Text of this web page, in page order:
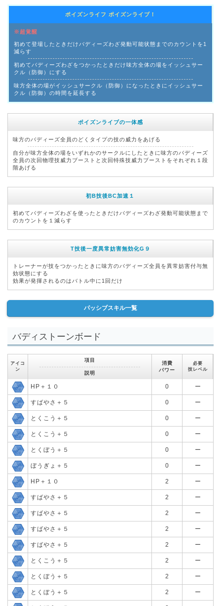
ポイズンライフ ポイズンライブ！
※超覚醒
初めて登場したときだけバディーズわざ発動可能状態までのカウントを1
減らす
初めてバディーズわざをつかったときだけ味方全体の場をイッシュサー
クル（防御）にする
味方全体の場がイッシュサークル（防御）になったときにイッシュサー
クル（防御）の時間を延長する
ポイズンライブの一体感
味方のバディーズ全員のどくタイプの技の威力をあげる
自分が味方全体の場をいずれかのサークルにしたときに味方のバディーズ
全員の次回物理技威力ブーストと次回特殊技威力ブーストをそれぞれ１段
階あげる
初B技後BC加速１
初めてバディーズわざを使ったときだけバディーズわざ発動可能状態まで
のカウントを１減らす
T技後一度異常妨害無効化G９
トレーナーが技をつかったときに味方のバディーズ全員を異常妨害付与無
効状態にする
効果が発揮されるのはバトル中に1回だけ
パッシブスキル一覧
バディストーンボード
アイコ
ン
項目
説明
消費
パワー
必要
技レベル
HP＋１０ 0 ー
すばやさ＋５ 0 ー
とくこう＋５ 0 ー
とくこう＋５ 0 ー
とくぼう＋５ 0 ー
ぼうぎょ＋５ 0 ー
HP＋１０ 2 ー
すばやさ＋５ 2 ー
すばやさ＋５ 2 ー
すばやさ＋５ 2 ー
すばやさ＋５ 2 ー
とくこう＋５ 2 ー
とくぼう＋５ 2 ー
とくぼう＋５ 2 ー